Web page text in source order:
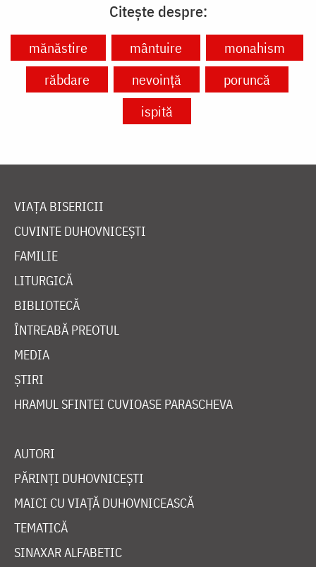
Citește despre:
mănăstire mântuire
monahism
răbdare
nevoință
poruncă
ispită
VIAȚA BISERICII
CUVINTE DUHOVNICEȘTI
FAMILIE
LITURGICĂ
BIBLIOTECĂ
ÎNTREABĂ PREOTUL
MEDIA
ȘTIRI
HRAMUL SFINTEI CUVIOASE PARASCHEVA
AUTORI
PĂRINȚI DUHOVNICEȘTI
MAICI CU VIAȚĂ DUHOVNICEASCĂ
TEMATICĂ
SINAXAR ALFABETIC